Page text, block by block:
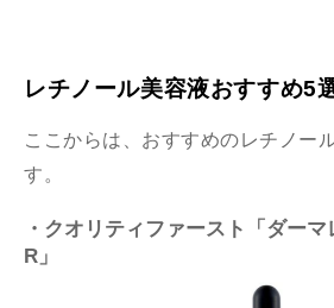
レチノール美容液おすすめ5
ここからは、おすすめのレチノー
す。
・クオリティファースト「ダー
R」